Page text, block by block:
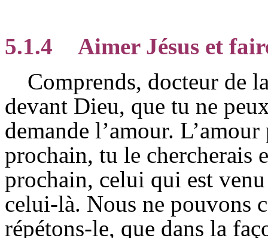
5.1.4
Aimer Jésus et
Comprends, docteur de
devant Dieu, que tu ne
demande l’amour.
prochain, tu le chercherais
prochain, celui qui est
celui-là. Nous ne pouvons
répétons-le, que dans la